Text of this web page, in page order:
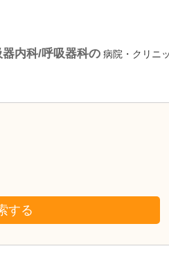
内科/呼吸器科の 病院・クリニ
する
東京都中野区